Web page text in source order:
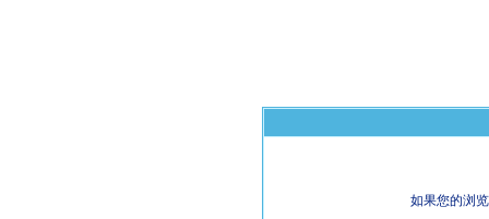
如果您的浏